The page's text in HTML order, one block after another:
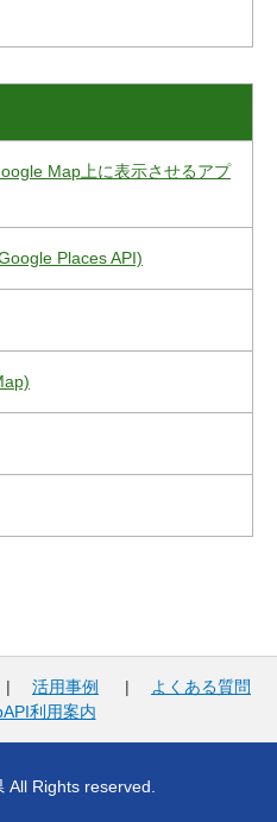
Map上に表示させるアプ
Places API)
活用事例 |
よくある質問
利用案内
Rights reserved.